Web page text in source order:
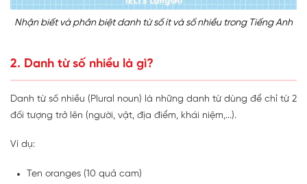
Nhận biết và phân biệt danh từ số ít và số nhiều trong Tiếng Anh
2. Danh từ số nhiều là gì?
Danh từ số nhiều (Plural noun) là những danh từ dùng để chỉ từ 2
đối tượng trở lên (người, vật, địa điểm, khái niệm,...).
Ví dụ:
Ten oranges (10 quả cam)